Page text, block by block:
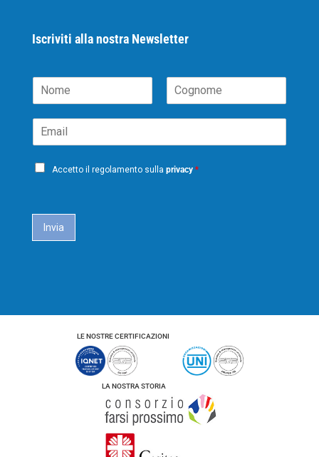
Iscriviti alla nostra Newsletter
o
e
o
n
m
e
m
P
Accetto il regolamento sulla privacy *
Invia
LE NOSTRE CERTIFICAZIONI
LA NOSTRA STORIA